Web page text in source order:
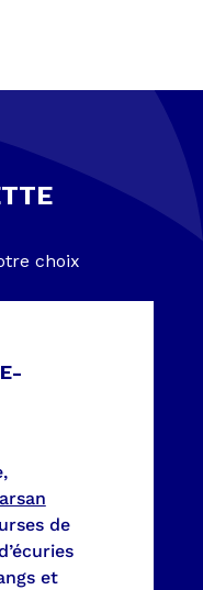
choix
de
et